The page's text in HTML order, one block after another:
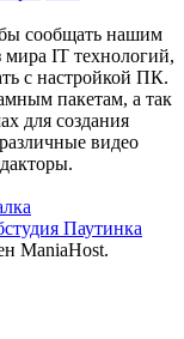
сообщать нашим
мира IT технологий,
с настройкой ПК.
пакетам, а так
для создания
видео
ManiaHost.